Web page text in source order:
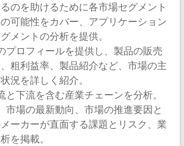
のを助けるために各市場セグメント
可能性をカバー、アプリケーション
メントの分析を提供。
プロフィールを提供し、製品の販売
粗利益率、製品紹介など、市場の主
況を詳しく紹介。
と下流を含む産業チェーンを分析。
市場の最新動向、市場の推進要因と
ーカーが直面する課題とリスク、業
を掲載。